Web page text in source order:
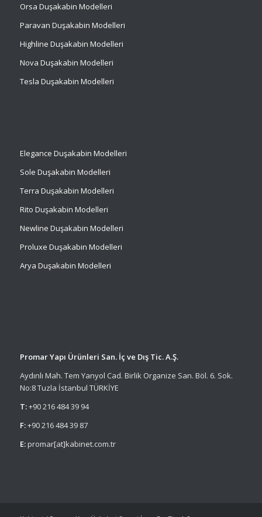
Orsa Duşakabin Modelleri
Paravan Duşakabin Modelleri
Highline Duşakabin Modelleri
Nova Duşakabin Modelleri
Tesla Duşakabin Modelleri
Elegance Duşakabin Modelleri
Sole Duşakabin Modelleri
Terra Duşakabin Modelleri
Rito Duşakabin Modelleri
Newline Duşakabin Modelleri
Proluxe Duşakabin Modelleri
Arya Duşakabin Modelleri
Promar Yapı Ürünleri San. İç ve Dış Tic. A.Ş.
Aydınlı Mah. Tem Yanyol Cad. Birlik Organize San. Böl. 6. Sok.
No:8 Tuzla İstanbul TÜRKİYE
T:+90 216 484 39 94
F:+90 216 484 39 87
E:promar[at]kabinet.com.tr